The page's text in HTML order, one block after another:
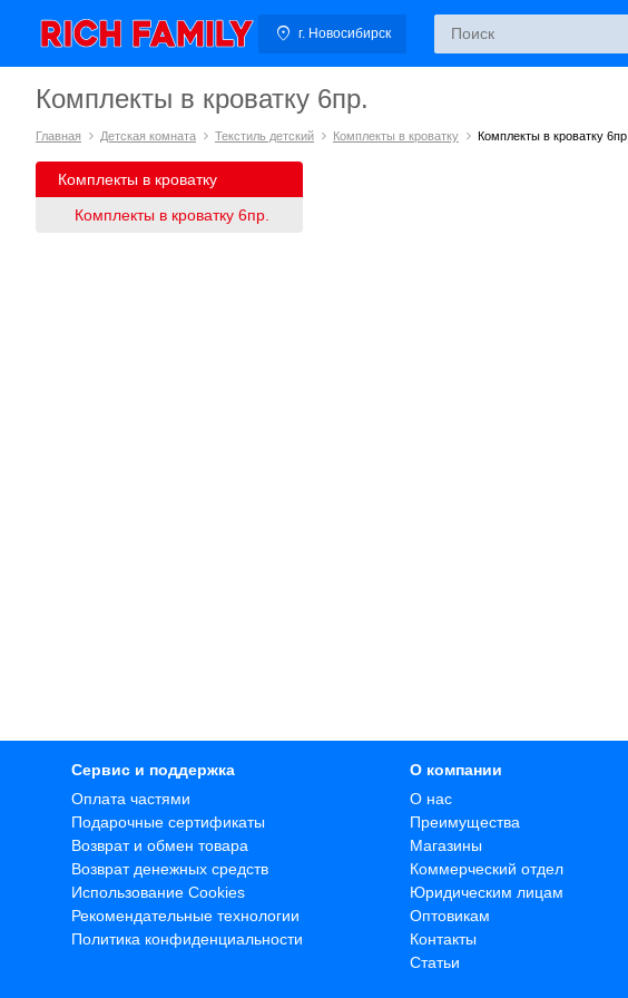
г. Новосибирск
Комплекты в кроватку 6пр.
Главная Детская комната Текстиль детский Комплекты в кроватку Комплекты в кроватку 6пр.
Комплекты в кроватку
Комплекты в кроватку 6пр.
Сервис и поддержка
Оплата частями
Подарочные сертификаты
Возврат и обмен товара
Возврат денежных средств
Использование Cookies
Рекомендательные технологии
Политика конфиденциальности
О компании
О нас
Преимущества
Магазины
Коммерческий отдел
Юридическим лицам
Оптовикам
Контакты
Статьи